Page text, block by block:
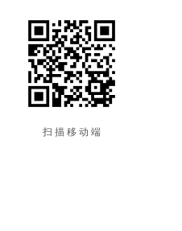
扫 描 移 动 端